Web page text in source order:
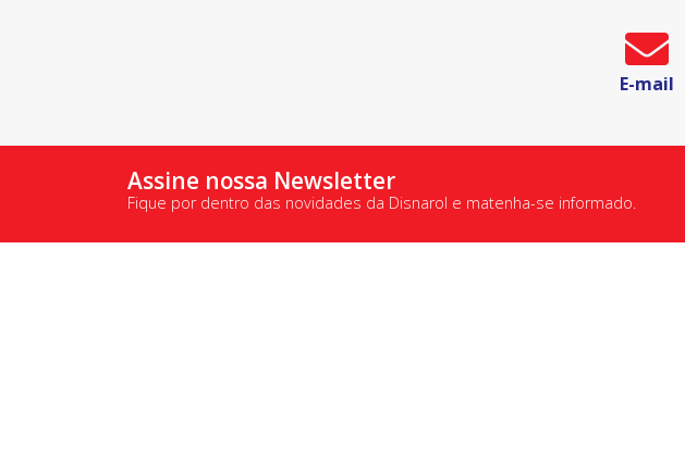
E-mail
Assine nossa Newsletter
Fique por dentro das novidades da Disnarol e matenha-se informado.